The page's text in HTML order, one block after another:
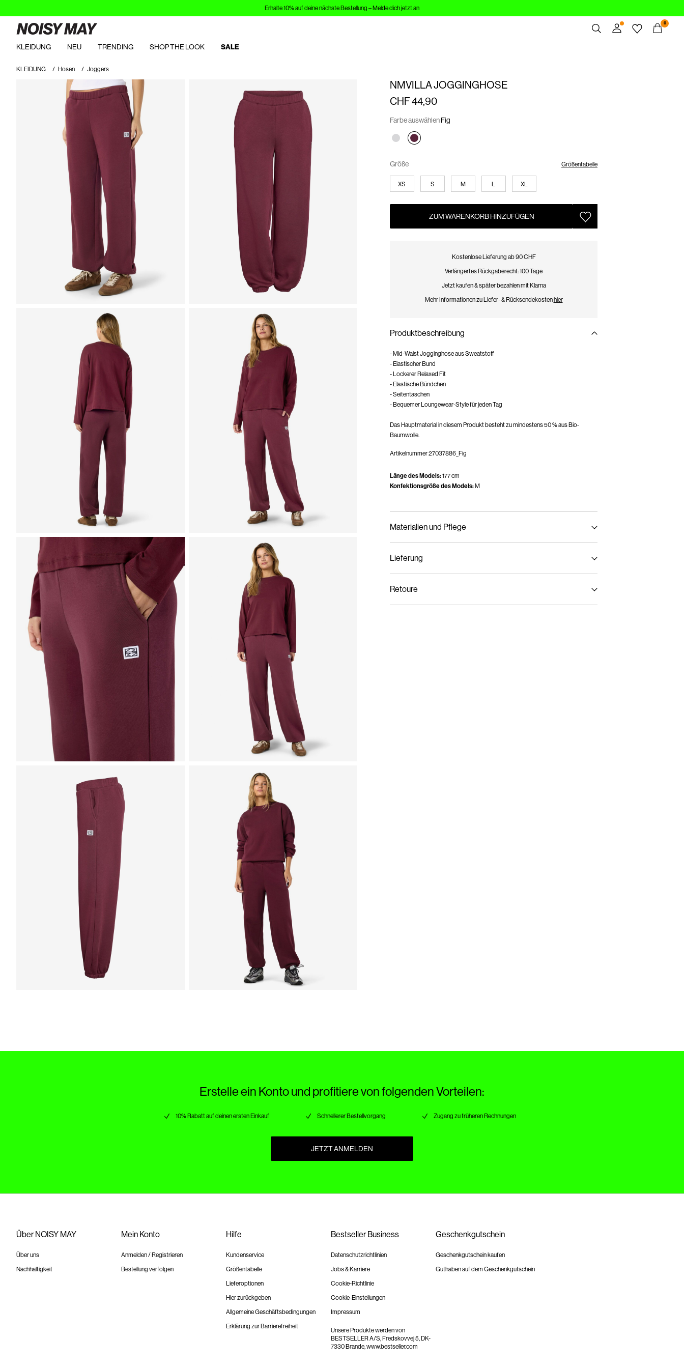
Erhalte 10% auf deine nächste Bestellung – Melde dich jetzt an
0
KLEIDUNG NEU TRENDING SHOP THE LOOK SALE
KLEIDUNG Hosen Joggers
NMVILLA JOGGINGHOSE
CHF 44,90
Farbe auswählenFig
Größe Größentabelle
XS S M L XL
ZUM WARENKORB HINZUFÜGEN
Kostenlose Lieferung ab 90 CHF
Verlängertes Rückgaberecht: 100 Tage
Jetzt kaufen & später bezahlen mit Klarna
Mehr Informationen zu Liefer- & Rücksendekosten hier
Produktbeschreibung
- Mid-Waist Jogginghose aus Sweatstoff
- Elastischer Bund
- Lockerer Relaxed Fit
- Elastische Bündchen
- Seitentaschen
- Bequemer Loungewear-Style für jeden Tag
Das Hauptmaterial in diesem Produkt besteht zu mindestens 50 % aus Bio-
Baumwolle.
Artikelnummer27037886_Fig
Länge des Models:177 cm
Konfektionsgröße des Models: M
Materialien und Pflege
Lieferung
Retoure
Erstelle ein Konto und profitiere von folgenden Vorteilen:
10% Rabatt auf deinen ersten Einkauf Schnellerer Bestellvorgang Zugang zu früheren Rechnungen
JETZT ANMELDEN
Über NOISY MAY
Über uns
Nachhaltigkeit
Mein Konto
Anmelden / Registrieren
Bestellung verfolgen
Hilfe
Kundenservice
Größentabelle
Lieferoptionen
Hier zurückgeben
Allgemeine Geschäftsbedingungen
Erklärung zur Barrierefreiheit
Bestseller Business
Datenschutzrichtlinien
Jobs & Karriere
Cookie-Richtlinie
Cookie-Einstellungen
Impressum
Unsere Produkte werden von
BESTSELLER A/S, Fredskovvej 5, DK-
7330 Brande,www.bestseller.com
Geschenkgutschein
Geschenkgutschein kaufen
Guthaben auf dem Geschenkgutschein